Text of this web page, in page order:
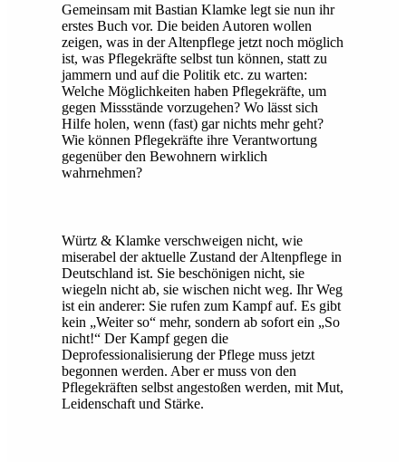
Gemeinsam mit Bastian Klamke legt sie nun ihr
erstes Buch vor. Die beiden Autoren wollen
zeigen, was in der Altenpflege jetzt noch möglich
ist, was Pflegekräfte selbst tun können, statt zu
jammern und auf die Politik etc. zu warten:
Welche Möglichkeiten haben Pflegekräfte, um
gegen Missstände vorzugehen? Wo lässt sich
Hilfe holen, wenn (fast) gar nichts mehr geht?
Wie können Pflegekräfte ihre Verantwortung
gegenüber den Bewohnern wirklich
wahrnehmen?
Würtz & Klamke verschweigen nicht, wie
miserabel der aktuelle Zustand der Altenpflege in
Deutschland ist. Sie beschönigen nicht, sie
wiegeln nicht ab, sie wischen nicht weg. Ihr Weg
ist ein anderer: Sie rufen zum Kampf auf. Es gibt
kein „Weiter so“ mehr, sondern ab sofort ein „So
nicht!“ Der Kampf gegen die
Deprofessionalisierung der Pflege muss jetzt
begonnen werden. Aber er muss von den
Pflegekräften selbst angestoßen werden, mit Mut,
Leidenschaft und Stärke.